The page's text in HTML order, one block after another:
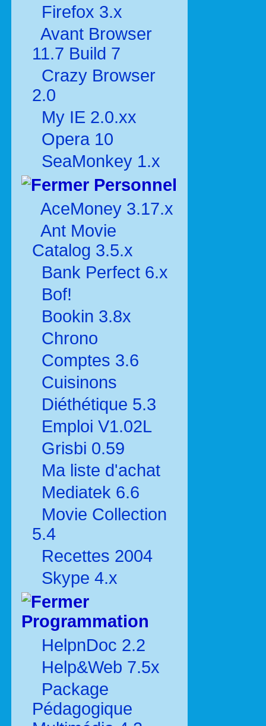
Firefox 3.x
Avant Browser
11.7 Build 7
Crazy Browser
2.0
My IE 2.0.xx
Opera 10
SeaMonkey 1.x
Personnel
AceMoney 3.17.x
Ant Movie
Catalog 3.5.x
Bank Perfect 6.x
Bof!
Bookin 3.8x
Chrono
Comptes 3.6
Cuisinons
Diéthétique 5.3
Emploi V1.02L
Grisbi 0.59
Ma liste d'achat
Mediatek 6.6
Movie Collection
5.4
Recettes 2004
Skype 4.x
Programmation
HelpnDoc 2.2
Help&Web 7.5x
Package
Pédagogique